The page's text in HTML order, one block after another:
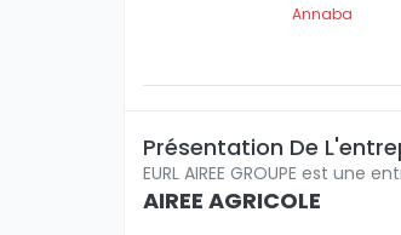
Annaba
Présentation De
EURL AIREE GROUPE est
AIREE AGRICOLE